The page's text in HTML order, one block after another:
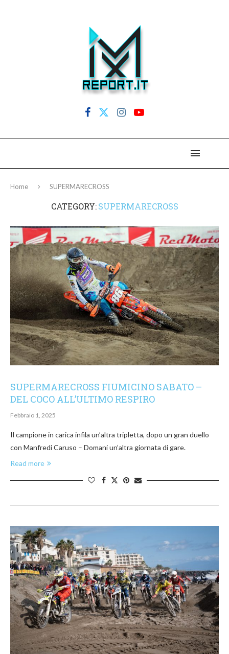
Home SUPERMARECROSS
CATEGORY: SUPERMARECROSS
SUPERMARECROSS FIUMICINO SABATO –
DEL COCO ALL’ULTIMO RESPIRO
Febbraio 1, 2025
Il campione in carica infila un’altra tripletta, dopo un gran duello
con Manfredi Caruso – Domani un’altra giornata di gare.
Read more